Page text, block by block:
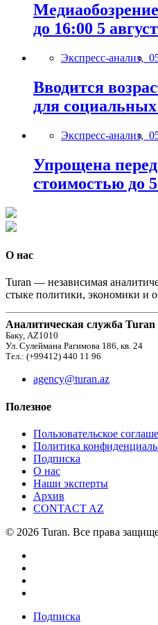
до 16:00 5
Экспресс-анализ,
Вводится
для социальных
Экспресс-анализ,
Упрощена
стоимостью до
О нас
Turan — независимая
стыке политики, экономики и
Аналитическая служба Turan
Баку, AZ1010
Ул. Сулеймана Рагимова 186, кв. 24
Тел.: (+99412) 440 11 96
agency@turan.az
Полезное
Пользовательское
Политика
Подписка
О нас
Наши эксперты
Архив
CONTACT AZ
© 2026 Turan. Все права
Подписка